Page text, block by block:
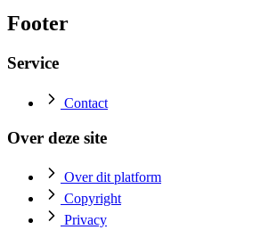
Footer
Service
Contact
Over deze site
Over dit platform
Copyright
Privacy